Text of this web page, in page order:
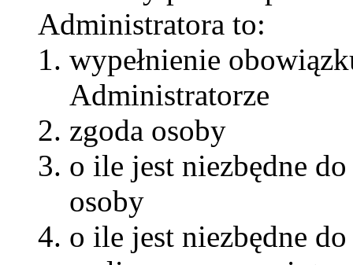
Administratora to:
wypełnienie
Administratorze
zgoda osoby
o ile jest niezbędne
osoby
o ile jest niezbędne